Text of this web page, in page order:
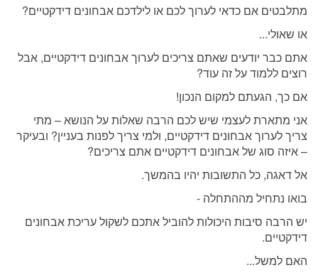
מתלבטים אם כדאי לערוך לכם או לילדכם אבחונים דידקטיים?
או שאולי...
אתם כבר יודעים שאתם צריכים לערוך אבחונים דידקטיים, אבל
רוצים ללמוד על זה עוד?
אם כך, הגעתם למקום הנכון!
אני מתארת לעצמי שיש לכם הרבה שאלות על הנושא – מתי
צריך לערוך אבחונים דידקטיים, ולמי צריך לפנות בעניין? ובעיקר
– איזה סוג של אבחונים דידקטיים אתם צריכים?
אל דאגה, כל התשובות יהיו בהמשך.
בואו נתחיל מההתחלה -
יש הרבה סיבות היכולות להוביל אתכם לשקול עריכת אבחונים
דידקטיים.
האם למשל...